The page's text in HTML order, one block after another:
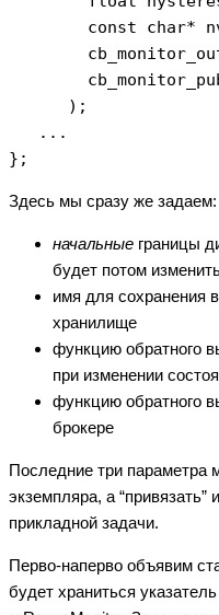
const char*
      );
   ...
Здесь мы сразу же задаем:
начальные границы
будет потом
имя для сохранения
хранилище
функцию обратного
при изменении
функцию обратного
брокере
Последние три параметра
экземпляра, а
прикладной задачи.
Перво-наперво объявим
будет храниться